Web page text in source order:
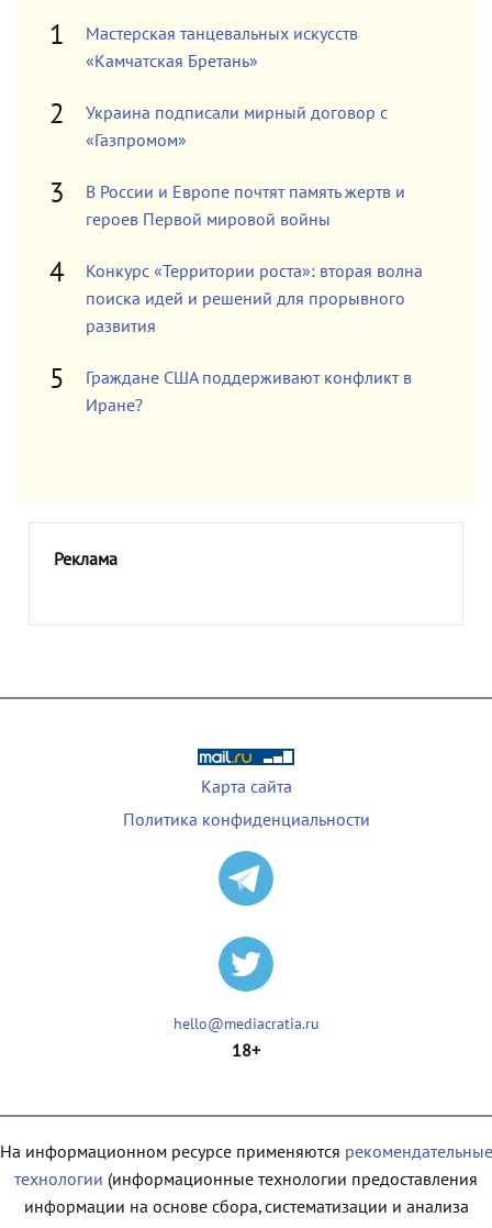
Мастерская танцевальных искусств
«Камчатская Бретань»
Украина подписали мирный договор с
«Газпромом»
В России и Европе почтят память жертв и
героев Первой мировой войны
Конкурс «Территории роста»: вторая волна
поиска идей и решений для прорывного
развития
Граждане США поддерживают конфликт в
Иране?
Реклама
Карта сайта
Политика конфиденциальности
hello@mediacratia.ru
18+
На информационном ресурсе применяются рекомендательные
технологии (информационные технологии предоставления
информации на основе сбора, систематизации и анализа